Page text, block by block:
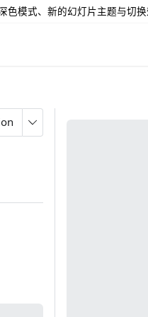
模式、新的幻灯片主题与切换